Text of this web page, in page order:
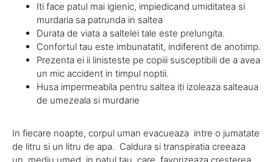
Iti face patul mai igienic, impiedicand umiditatea si
murdaria sa patrunda in saltea
Durata de viata a saltelei tale este prelungita.
Confortul tau este imbunatatit, indiferent de anotimp.
Prezenta ei ii linisteste pe copiii susceptibili de a avea
un mic accident in timpul noptii.
Husa impermeabila pentru saltea iti izoleaza salteaua
de umezeala si murdarie
In fiecare noapte, corpul uman evacueaza intre o jumatate
de litru si un litru de apa. Caldura si transpiratia creeaza